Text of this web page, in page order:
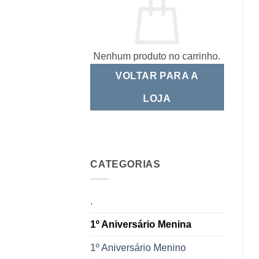
Nenhum produto no carrinho.
VOLTAR PARA A
LOJA
CATEGORIAS
.
1º Aniversário Menina
1º Aniversário Menino